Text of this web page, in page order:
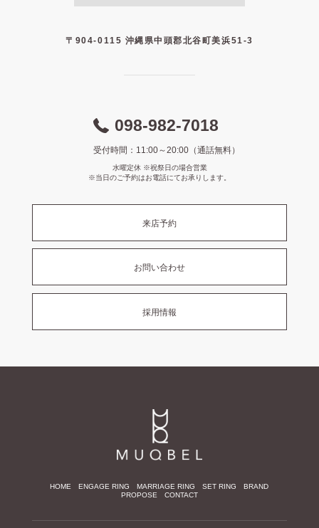
〒904-0115 沖縄県中頭郡北谷町美浜51-3
098-982-7018
受付時間：11:00～20:00（通話無料）
水曜定休 ※祝祭日の場合営業
※当日のご予約はお電話にてお承りします。
来店予約
お問い合わせ
採用情報
HOME ENGAGE RING MARRIAGE RING SET RING
BRAND
PROPOSE
CONTACT